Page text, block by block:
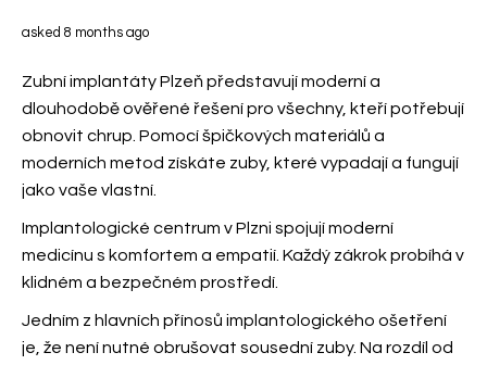
asked 8 months ago
Zubní implantáty Plzeň představují moderní a
dlouhodobě ověřené řešení pro všechny, kteří potřebují
obnovit chrup. Pomocí špičkových materiálů a
moderních metod získáte zuby, které vypadají a fungují
jako vaše vlastní.
Implantologické centrum v Plzni spojují moderní
medicínu s komfortem a empatií. Každý zákrok probíhá v
klidném a bezpečném prostředí.
Jedním z hlavních přínosů implantologického ošetření
je, že není nutné obrušovat sousední zuby. Na rozdíl od